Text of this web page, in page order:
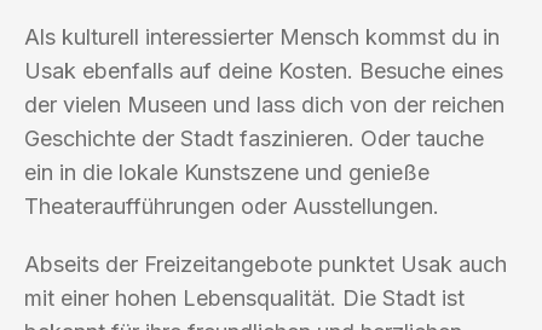
Als kulturell interessierter Mensch kommst du in
Usak ebenfalls auf deine Kosten. Besuche eines
der vielen Museen und lass dich von der reichen
Geschichte der Stadt faszinieren. Oder tauche
ein in die lokale Kunstszene und genieße
Theateraufführungen oder Ausstellungen.
Abseits der Freizeitangebote punktet Usak auch
mit einer hohen Lebensqualität. Die Stadt ist